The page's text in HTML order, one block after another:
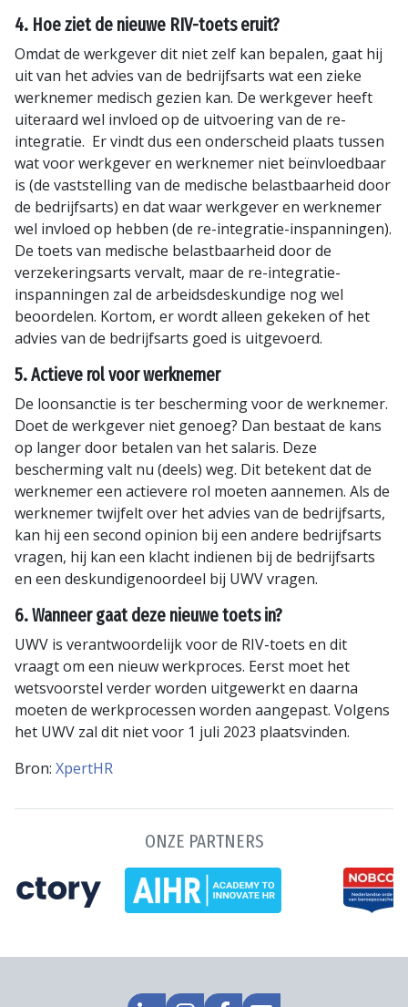
4. Hoe ziet de nieuwe RIV-toets eruit?
Omdat de werkgever dit niet zelf kan bepalen, gaat hij
uit van het advies van de bedrijfsarts wat een zieke
werknemer medisch gezien kan. De werkgever heeft
uiteraard wel invloed op de uitvoering van de re-
integratie. Er vindt dus een onderscheid plaats tussen
wat voor werkgever en werknemer niet beïnvloedbaar
is (de vaststelling van de medische belastbaarheid door
de bedrijfsarts) en dat waar werkgever en werknemer
wel invloed op hebben (de re-integratie-inspanningen).
De toets van medische belastbaarheid door de
verzekeringsarts vervalt, maar de re-integratie-
inspanningen zal de arbeidsdeskundige nog wel
beoordelen. Kortom, er wordt alleen gekeken of het
advies van de bedrijfsarts goed is uitgevoerd.
5. Actieve rol voor werknemer
De loonsanctie is ter bescherming voor de werknemer.
Doet de werkgever niet genoeg? Dan bestaat de kans
op langer door betalen van het salaris. Deze
bescherming valt nu (deels) weg. Dit betekent dat de
werknemer een actievere rol moeten aannemen. Als de
werknemer twijfelt over het advies van de bedrijfsarts,
kan hij een second opinion bij een andere bedrijfsarts
vragen, hij kan een klacht indienen bij de bedrijfsarts
en een deskundigenoordeel bij UWV vragen.
6. Wanneer gaat deze nieuwe toets in?
UWV is verantwoordelijk voor de RIV-toets en dit
vraagt om een nieuw werkproces. Eerst moet het
wetsvoorstel verder worden uitgewerkt en daarna
moeten de werkprocessen worden aangepast. Volgens
het UWV zal dit niet voor 1 juli 2023 plaatsvinden.
Bron: XpertHR
ONZE PARTNERS